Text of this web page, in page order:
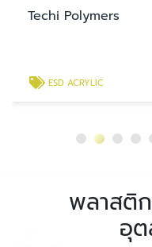
ยละเอียด
Techi
พลาสติ
อุ